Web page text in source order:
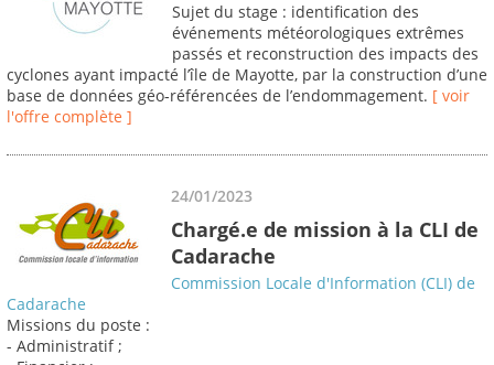
Sujet du stage : identification des
événements météorologiques extrêmes
passés et reconstruction des impacts des
cyclones ayant impacté l’île de Mayotte, par la construction d’une
base de données géo‐référencées de l’endommagement. [ voir
l'offre complète ]
24/01/2023
Chargé.e de mission à la CLI de
Cadarache
Commission Locale d'Information (CLI) de
Cadarache
Missions du poste :
- Administratif ;